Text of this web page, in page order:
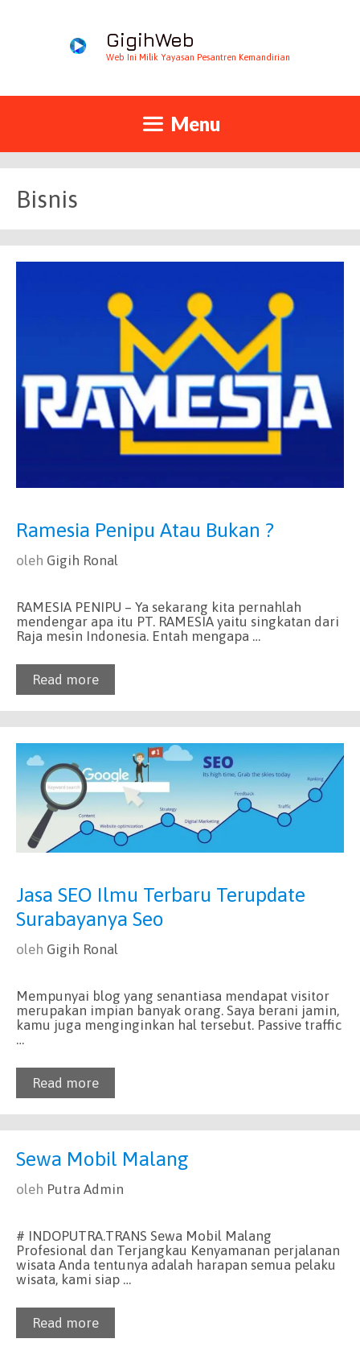
GigihWeb
Web Ini Milik Yayasan Pesantren Kemandirian
Menu
Bisnis
Ramesia Penipu Atau Bukan ?
oleh Gigih Ronal
RAMESIA PENIPU – Ya sekarang kita pernahlah
mendengar apa itu PT. RAMESIA yaitu singkatan dari
Raja mesin Indonesia. Entah mengapa …
Read more
Jasa SEO Ilmu Terbaru Terupdate
Surabayanya Seo
oleh Gigih Ronal
Mempunyai blog yang senantiasa mendapat visitor
merupakan impian banyak orang. Saya berani jamin,
kamu juga menginginkan hal tersebut. Passive traffic
…
Read more
Sewa Mobil Malang
oleh Putra Admin
# INDOPUTRA.TRANS Sewa Mobil Malang
Profesional dan Terjangkau Kenyamanan perjalanan
wisata Anda tentunya adalah harapan semua pelaku
wisata, kami siap …
Read more